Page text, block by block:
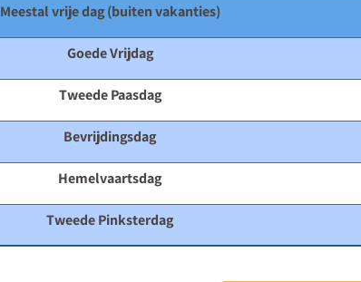
Meestal vrije dag (buiten vakanties)
Goede Vrijdag
Tweede Paasdag
Bevrijdingsdag
Hemelvaartsdag
Tweede Pinksterdag